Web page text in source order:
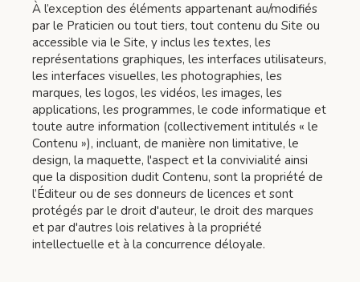
À l’exception des éléments appartenant au/modifiés
par le Praticien ou tout tiers, tout contenu du Site ou
accessible via le Site, y inclus les textes, les
représentations graphiques, les interfaces utilisateurs,
les interfaces visuelles, les photographies, les
marques, les logos, les vidéos, les images, les
applications, les programmes, le code informatique et
toute autre information (collectivement intitulés « le
Contenu »), incluant, de manière non limitative, le
design, la maquette, l'aspect et la convivialité ainsi
que la disposition dudit Contenu, sont la propriété de
l’Éditeur ou de ses donneurs de licences et sont
protégés par le droit d'auteur, le droit des marques
et par d'autres lois relatives à la propriété
intellectuelle et à la concurrence déloyale.